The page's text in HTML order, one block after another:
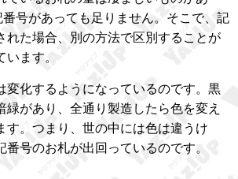
号があっても足りません。そこで、記
れた場合、別の方法で区別することが
ます。
変化するようになっているのです。黒
緑があり、全通り製造したら色を変え
す。つまり、世の中には色は違うけ
番号のお札が出回っているのです。